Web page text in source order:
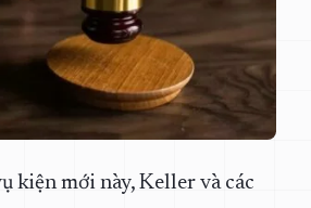
kiện mới này, Keller và các